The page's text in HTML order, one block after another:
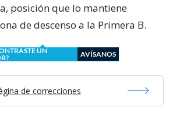
posición que lo mantiene
de descenso a la Primera B.
UN
AVÍSANOS
de correcciones